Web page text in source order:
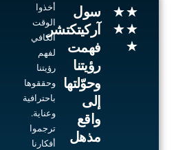
★
★
★
★
★
Rated
5
سول
آركيتكتشر
فهمت
رؤيتنا
وحوّلتها
إلى
واقع
مذهل
أخذوا
الوقت
الكافي
لفهم
رؤيتنا
وحققوها
باحترافية
وعناية.
ترجموا
أفكارنا